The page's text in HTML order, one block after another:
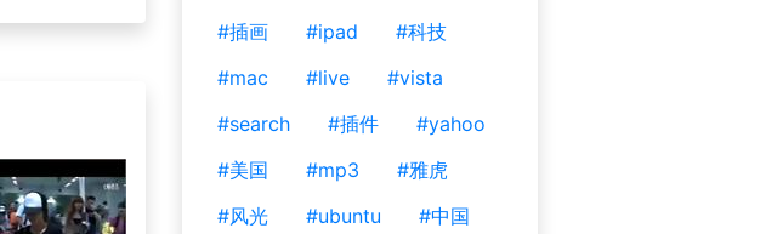
#插画
#ipad
#科技
#mac
#live
#vista
#search
#插件
#yahoo
#美国
#mp3
#雅虎
#风光
#ubuntu
#中国